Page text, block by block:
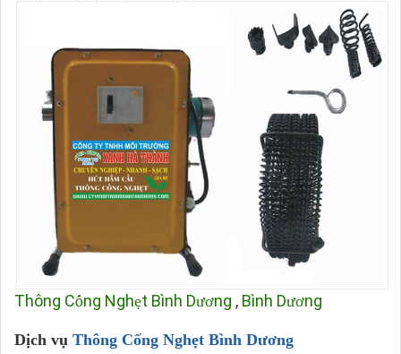
Thông Cống Nghẹt Bình Dương , Bình Dương
Dịch vụ Thông Cống Nghẹt Bình Dương